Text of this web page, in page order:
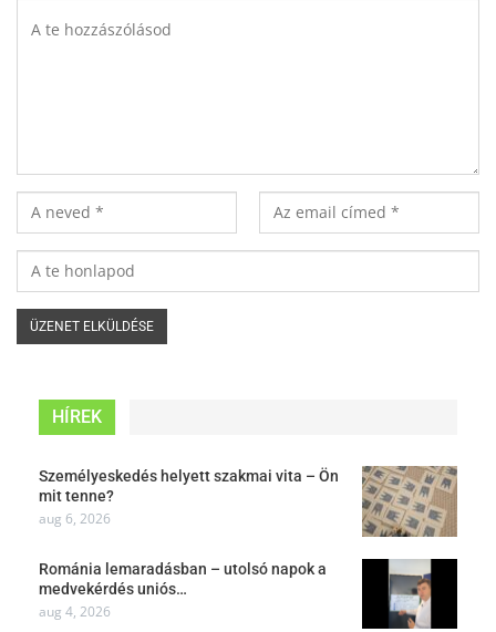
HÍREK
Személyeskedés helyett szakmai vita – Ön
mit tenne?
aug 6, 2026
Románia lemaradásban – utolsó napok a
medvekérdés uniós…
aug 4, 2026